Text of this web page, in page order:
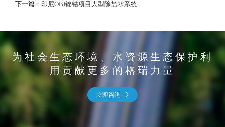
下一篇： 印尼OBI镍钴项目大型除盐水系统
为社会生态环境、水资源生态保护利
用贡献更多的格瑞力量
立即咨询